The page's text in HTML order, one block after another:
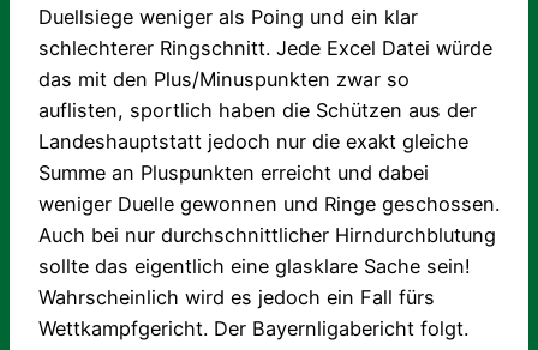
Duellsiege weniger als Poing und ein klar
schlechterer Ringschnitt. Jede Excel Datei würde
das mit den Plus/Minuspunkten zwar so
auflisten, sportlich haben die Schützen aus der
Landeshauptstatt jedoch nur die exakt gleiche
Summe an Pluspunkten erreicht und dabei
weniger Duelle gewonnen und Ringe geschossen.
Auch bei nur durchschnittlicher Hirndurchblutung
sollte das eigentlich eine glasklare Sache sein!
Wahrscheinlich wird es jedoch ein Fall fürs
Wettkampfgericht. Der Bayernligabericht folgt.